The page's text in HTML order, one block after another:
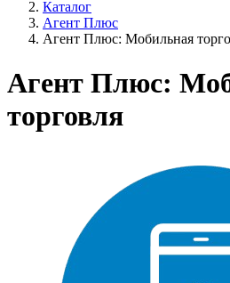
Каталог
Агент Плюс
Агент Плюс: Мобильная
Агент Плюс:
торговля